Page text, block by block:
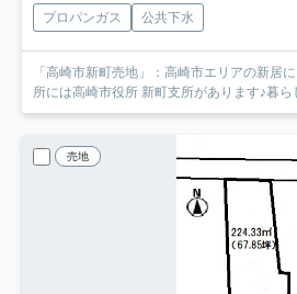
プロパンガス 公共下水
「高崎市新町売地」：高崎市エリアの新居
所には高崎市役所 新町支所があります♪暮ら
売地